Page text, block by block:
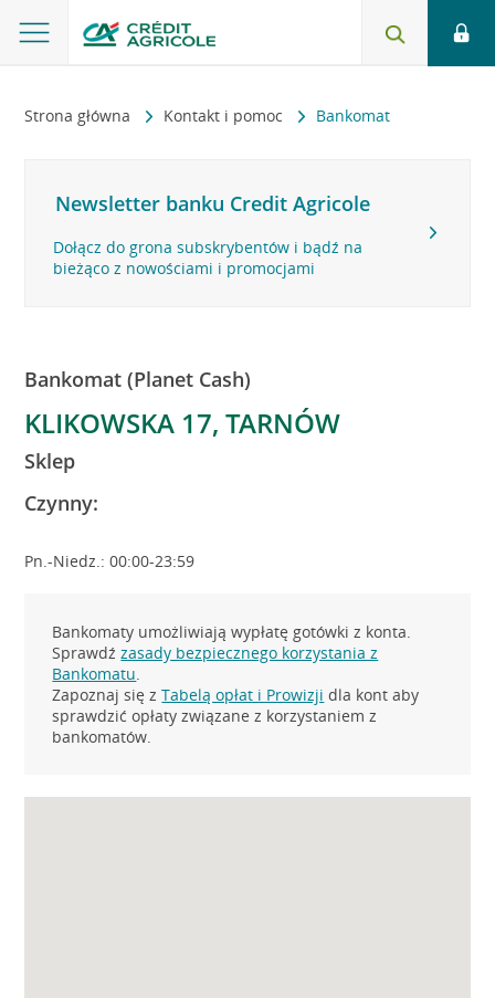
Strona główna Kontakt i pomoc Bankomat
Newsletter banku Credit Agricole
Dołącz do grona subskrybentów i bądź na
bieżąco z nowościami i promocjami
Bankomat (Planet Cash)
KLIKOWSKA 17, TARNÓW
Sklep
Czynny:
Pn.-Niedz.: 00:00-23:59
Bankomaty umożliwiają wypłatę gotówki z konta.
Sprawdźzasady bezpiecznego korzystania z
Bankomatu.
Zapoznaj się zTabelą opłat i Prowizji dla kont aby
sprawdzić opłaty związane z korzystaniem z
bankomatów.